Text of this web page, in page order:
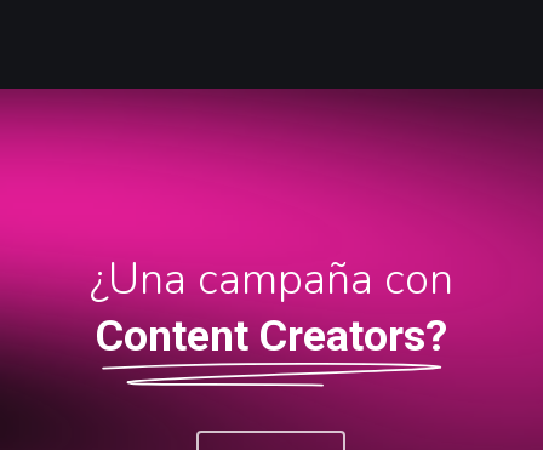
¿Una campaña con
Content Creators?